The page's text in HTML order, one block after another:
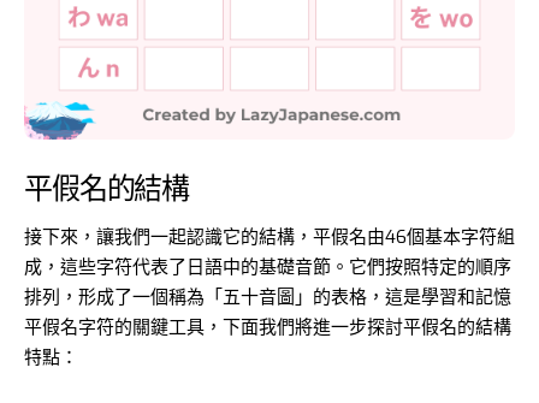
平假名的結構
接下來，讓我們一起認識它的結構，平假名由46個基本字符組
成，這些字符代表了日語中的基礎音節。它們按照特定的順序
排列，形成了一個稱為「五十音圖」的表格，這是學習和記憶
平假名字符的關鍵工具，下面我們將進一步探討平假名的結構
特點：